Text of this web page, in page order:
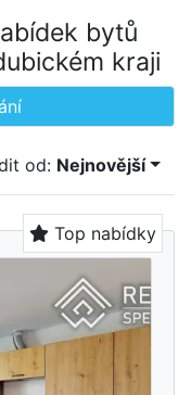
bytů
kraji
od: Nejnovější
Top nabídky